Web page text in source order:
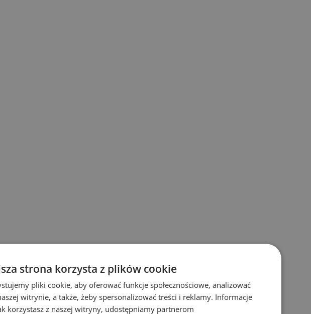
strona korzysta z plików cookie
pliki cookie, aby oferować funkcje społecznościowe, analizować
witrynie, a także, żeby spersonalizować treści i reklamy. Informacje
korzystasz z naszej witryny, udostępniamy partnerom